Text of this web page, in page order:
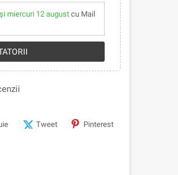
miercuri 12 august cu Mail
Tweet Pinterest